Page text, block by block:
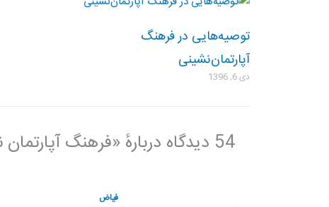
توصیه‌هایی در فرهنگ
آپارتمان‌نشینی
دی 6, 1396
54 دیدگاه دربارهٔ «فرهنگ آپارتمان‌ نشینی»
فیاض